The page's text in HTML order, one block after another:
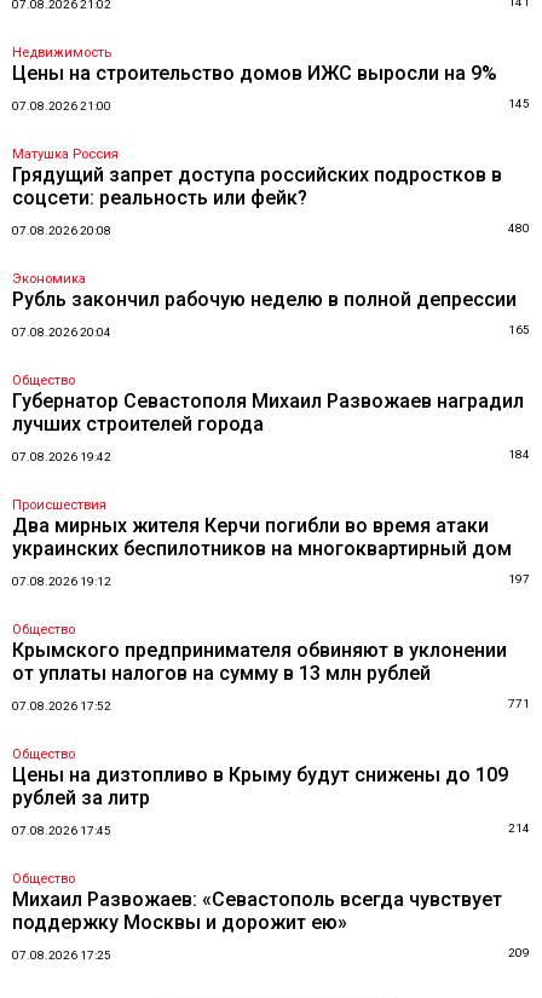
07.08.2026 21:02
Недвижимость
Цены на строительство домов ИЖС выросли на 9%
07.08.2026 21:00 145
Матушка Россия
Грядущий запрет доступа российских подростков в
соцсети: реальность или фейк?
07.08.2026 20:08 480
Экономика
Рубль закончил рабочую неделю в полной депрессии
07.08.2026 20:04 165
Общество
Губернатор Севастополя Михаил Развожаев наградил
лучших строителей города
07.08.2026 19:42 184
Происшествия
Два мирных жителя Керчи погибли во время атаки
украинских беспилотников на многоквартирный дом
07.08.2026 19:12 197
Общество
Крымского предпринимателя обвиняют в уклонении
от уплаты налогов на сумму в 13 млн рублей
07.08.2026 17:52 771
Общество
Цены на дизтопливо в Крыму будут снижены до 109
рублей за литр
07.08.2026 17:45 214
Общество
Михаил Развожаев: «Севастополь всегда чувствует
поддержку Москвы и дорожит ею»
07.08.2026 17:25 209